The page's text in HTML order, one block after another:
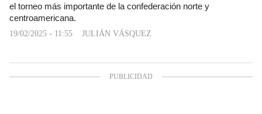
el torneo más importante de la confederación norte y
centroamericana.
19/02/2025 - 11:55 JULIÁN VÁSQUEZ